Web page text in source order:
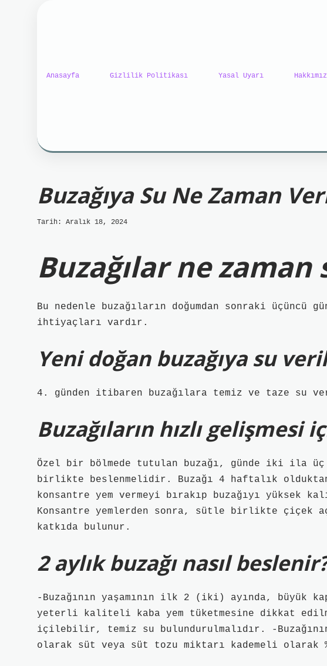
Anasayfa Gizlilik Politikası Yasal Uyarı
Buzağıya Su Ne Zaman
Tarih: Aralık 18, 2024
Buzağılar ne zaman
Bu nedenle buzağıların doğumdan sonraki üçüncü
ihtiyaçları vardır.
Yeni doğan buzağıya su
4. günden itibaren buzağılara temiz ve taze su
Buzağıların hızlı gelişmesi
Özel bir bölmede tutulan buzağı, günde iki ila
birlikte beslenmelidir. Buzağı 4 haftalık
konsantre yem vermeyi bırakıp buzağıyı yüksek
Konsantre yemlerden sonra, sütle birlikte çiçek
katkıda bulunur.
2 aylık buzağı nasıl
-Buzağının yaşamının ilk 2 (iki) ayında,
yeterli kaliteli kaba yem tüketmesine dikkat
içilebilir, temiz su bulundurulmalıdır. -
olarak süt veya süt tozu miktarı kademeli olarak